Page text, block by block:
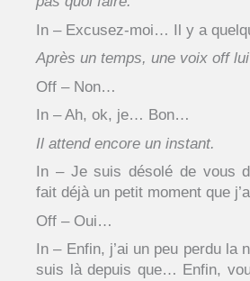
In – Excusez-moi… Il y a
Après un temps, une voix off
Off – Non…
In – Ah, ok, je… Bon…
Il attend encore un instant.
In – Je suis désolé de vous
fait déjà un petit moment que
Off – Oui…
In – Enfin, j’ai un peu perdu
suis là depuis que… Enfin,